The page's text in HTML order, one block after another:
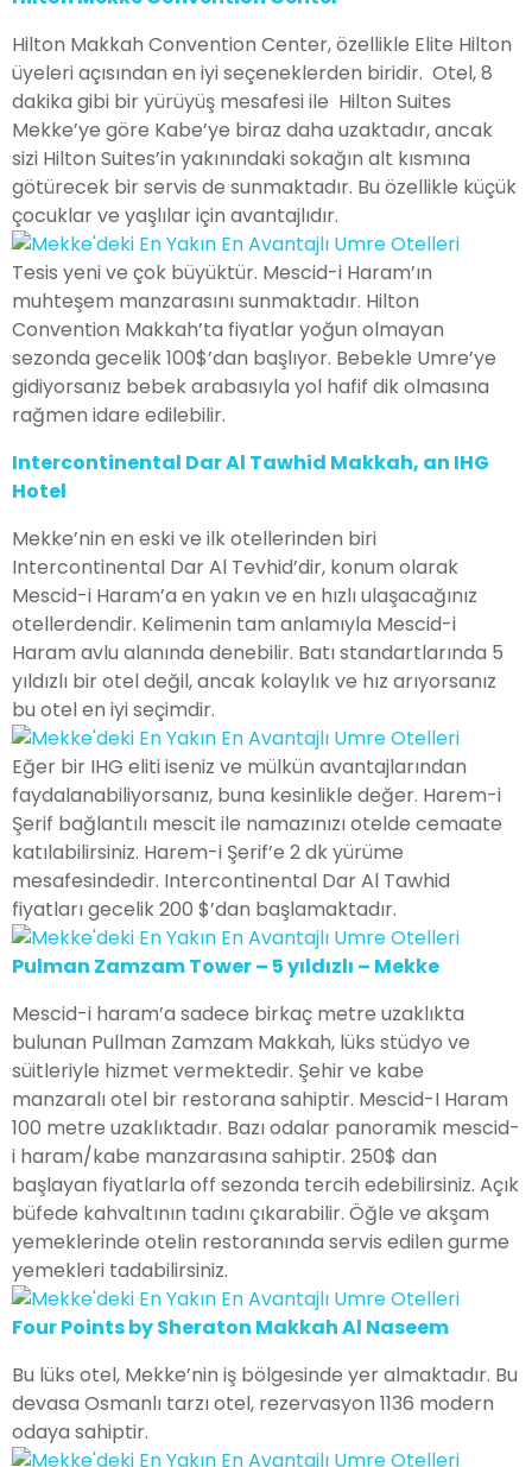
Hilton Makkah Convention Center, özellikle Elite Hilton
üyeleri açısından en iyi seçeneklerden biridir. Otel, 8
dakika gibi bir yürüyüş mesafesi ile Hilton Suites
Mekke’ye göre Kabe’ye biraz daha uzaktadır, ancak
sizi Hilton Suites’in yakınındaki sokağın alt kısmına
götürecek bir servis de sunmaktadır. Bu özellikle küçük
çocuklar ve yaşlılar için avantajlıdır.
Tesis yeni ve çok büyüktür. Mescid-i Haram’ın
muhteşem manzarasını sunmaktadır. Hilton
Convention Makkah’ta fiyatlar yoğun olmayan
sezonda gecelik 100$’dan başlıyor. Bebekle Umre’ye
gidiyorsanız bebek arabasıyla yol hafif dik olmasına
rağmen idare edilebilir.
Intercontinental Dar Al Tawhid Makkah, an IHG
Hotel
Mekke’nin en eski ve ilk otellerinden biri
Intercontinental Dar Al Tevhid’dir, konum olarak
Mescid-i Haram’a en yakın ve en hızlı ulaşacağınız
otellerdendir. Kelimenin tam anlamıyla Mescid-i
Haram avlu alanında denebilir. Batı standartlarında 5
yıldızlı bir otel değil, ancak kolaylık ve hız arıyorsanız
bu otel en iyi seçimdir.
Eğer bir IHG eliti iseniz ve mülkün avantajlarından
faydalanabiliyorsanız, buna kesinlikle değer. Harem-i
Şerif bağlantılı mescit ile namazınızı otelde cemaate
katılabilirsiniz. Harem-i Şerif’e 2 dk yürüme
mesafesindedir. Intercontinental Dar Al Tawhid
fiyatları gecelik 200 $’dan başlamaktadır.
Pulman Zamzam Tower – 5 yıldızlı – Mekke
Mescid-i haram’a sadece birkaç metre uzaklıkta
bulunan Pullman Zamzam Makkah, lüks stüdyo ve
süitleriyle hizmet vermektedir. Şehir ve kabe
manzaralı otel bir restorana sahiptir. Mescid-I Haram
100 metre uzaklıktadır. Bazı odalar panoramik mescid-
i haram/kabe manzarasına sahiptir. 250$ dan
başlayan fiyatlarla off sezonda tercih edebilirsiniz. Açık
büfede kahvaltının tadını çıkarabilir. Öğle ve akşam
yemeklerinde otelin restoranında servis edilen gurme
yemekleri tadabilirsiniz.
Four Points by Sheraton Makkah Al Naseem
Bu lüks otel, Mekke’nin iş bölgesinde yer almaktadır. Bu
devasa Osmanlı tarzı otel, rezervasyon 1136 modern
odaya sahiptir.